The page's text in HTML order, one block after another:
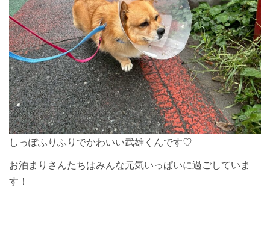
しっぽふりふりでかわいい武雄くんです♡
お泊まりさんたちはみんな元気いっぱいに過ごしていま
す！